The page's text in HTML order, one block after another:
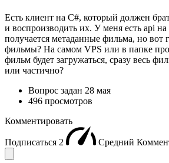
Есть клиент на C#, который должен
и воспроизводить их. У меня есть api
получается метаданные фильма, но вот
фильмы? На самом VPS или в папке
фильм будет загружаться, сразу весь
или частично?
Вопрос задан 28 мая
496 просмотров
Комментировать
Подписаться 2 Средний